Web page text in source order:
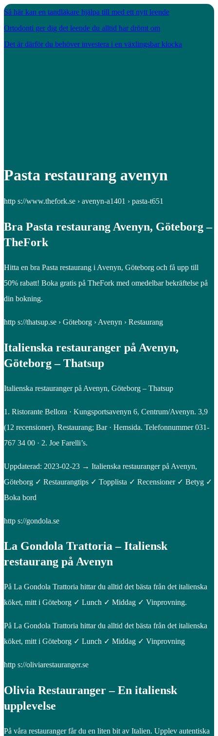
Så här kan en tandläkare hjälpa till med ett nytt leende
Ortodonti ger dig det leende du alltid har drömt om
Det är därför du behöver investera i en växlingsbar klocka
Pasta restaurang avenyn
http s://www.thefork.se › avenyn-a1401 › pasta-t651
Bra Pasta restaurang Avenyn, Göteborg –
TheFork
Hitta en bra Pasta restaurang i Avenyn, Göteborg och få upp till
50% rabatt! Boka gratis på TheFork med omedelbar bekräftelse på
din bokning.
http s://thatsup.se › Göteborg › Avenyn › Restaurang
Italienska restauranger på Avenyn,
Göteborg – Thatsup
Italienska restauranger på Avenyn, Göteborg – Thatsup
1. Ristorante Bellora · Kungsportsavenyn 6, Centrum/Avenyn. 3,9
(12 recensioner). Restaurang; Bar · Hemsida. Telefonnummer 031-
767 34 00 · 2. Joe Farelli’s.
Uppdaterad: 2023-02-23 → Italienska restauranger på Avenyn,
Göteborg ✓ Restaurangtips ✓ Topplista ✓ Recensioner ✓ Betyg ✓
Boka bord
http s://gondola.se
La Gondola Trattoria – Italiensk
restaurang på Avenyn
På La Gondola Trattoria hittar du alltid det bästa från det italienska
köket, mitt i Göteborg ✓ Lunch ✓ Middag ✓ Vinprovning.
På La Gondola Trattoria hittar du alltid det bästa från det italienska
köket, mitt i Göteborg ✓ Lunch ✓ Middag ✓ Vinprovning
http s://oliviarestauranger.se
Olivia Restauranger – En italiensk
upplevelse
På våra restauranger får du en liten bit av Italien. Upplev autentiska